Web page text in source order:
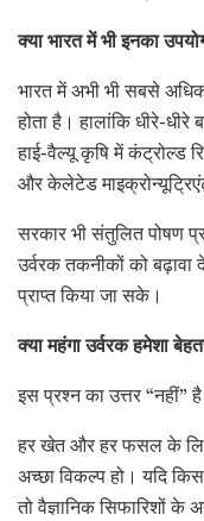
क्या भारत में भी इनका
भारत में अभी भी सबसे अधिक
होता है। हालांकि धीरे-धीरे
हाई-वैल्यू कृषि में कंट्रोल्ड
और केलेटेड
सरकार भी संतुलित पोषण
उर्वरक तकनीकों को बढ़ावा
प्राप्त किया जा सके।
क्या महंगा उर्वरक हमेशा
इस प्रश्न का उत्तर “नहीं”
हर खेत और हर फसल के
अच्छा विकल्प हो। यदि
तो वैज्ञानिक सिफारिशों के